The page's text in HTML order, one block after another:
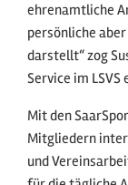
ehrenamtliche
persönliche
darstellt“ zog
Service im
Mit den
Mitgliedern
und